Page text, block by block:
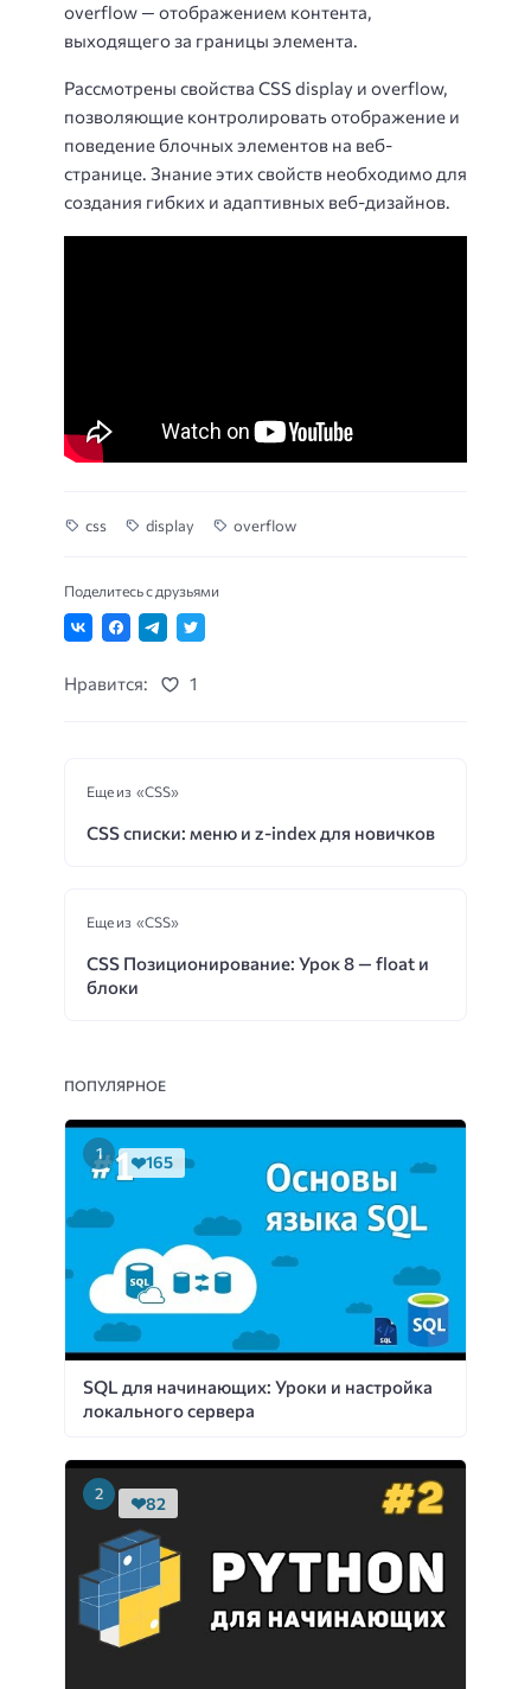
overflow — отображением контента,
выходящего за границы элемента.
Рассмотрены свойства CSS display и overflow,
позволяющие контролировать отображение и
поведение блочных элементов на веб-
странице. Знание этих свойств необходимо для
создания гибких и адаптивных веб-дизайнов.
css display overflow
Поделитесь с друзьями
Нравится: 1
Еще из «CSS»
CSS списки: меню и z-index для новичков
Еще из «CSS»
CSS Позиционирование: Урок 8 — float и
блоки
ПОПУЛЯРНОЕ
SQL для начинающих: Уроки и настройка
локального сервера
165
82